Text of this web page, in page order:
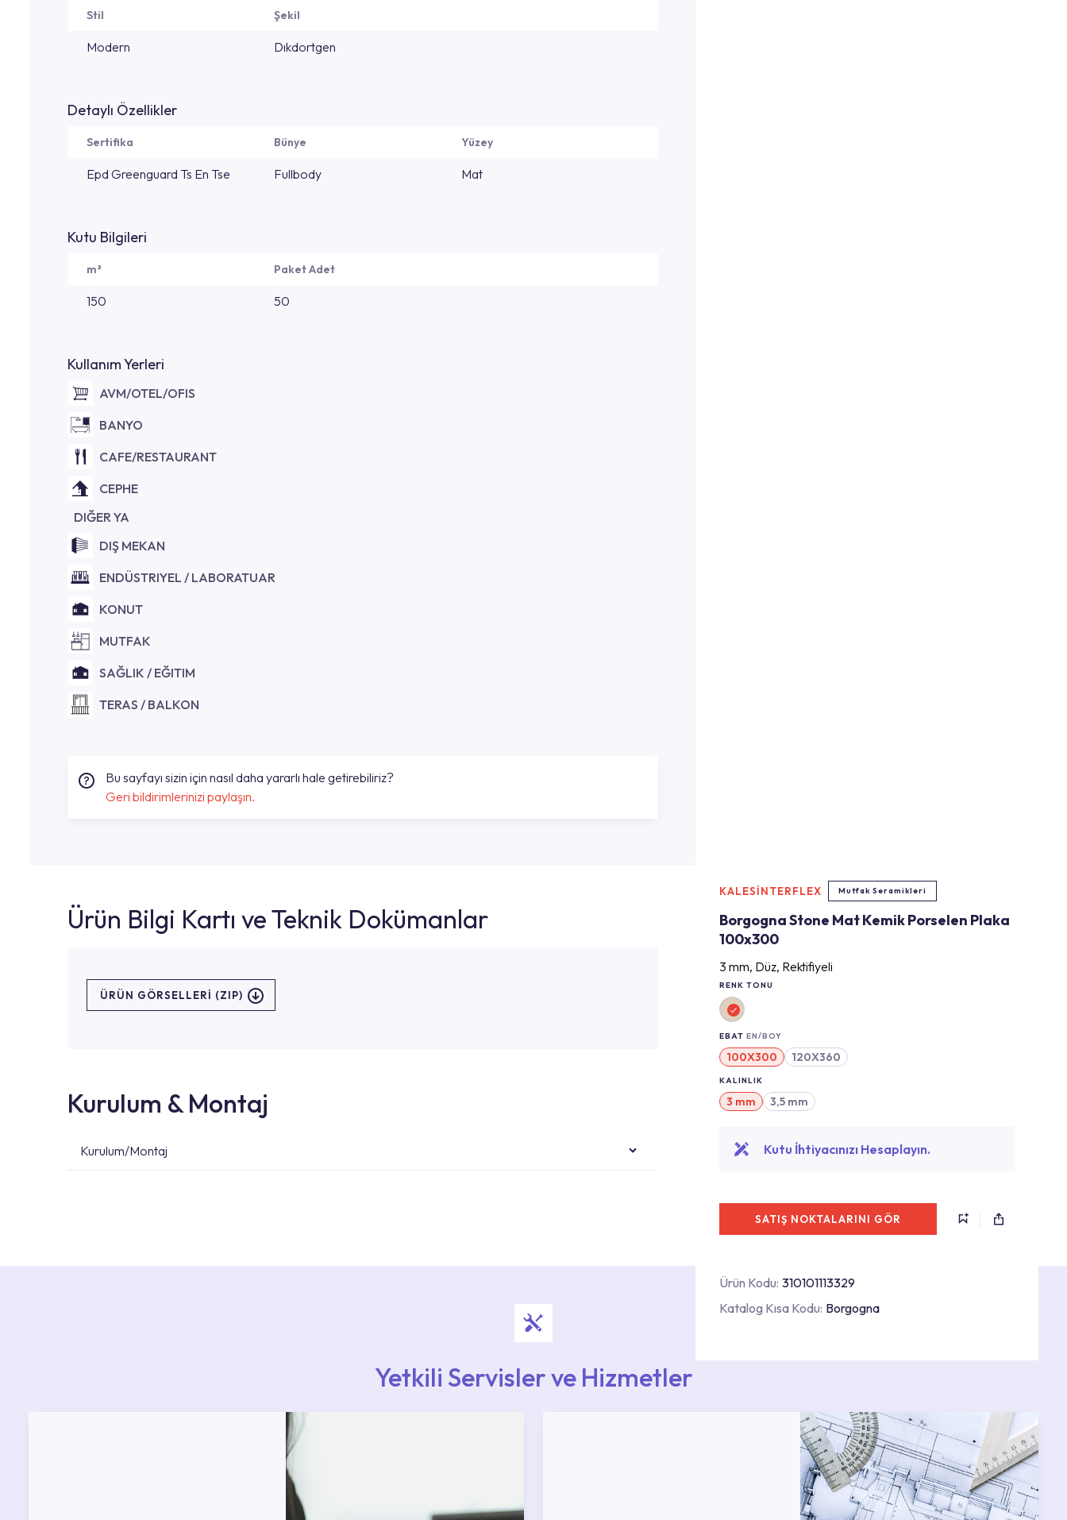
KALESİNTERFLEX Mutfak Seramikleri
Borgogna Stone Mat Kemik Porselen Plaka
100x300
3 mm, Düz, Rektifiyeli
RENK TONU
EBAT EN/BOY
100X300 120X360
KALINLIK
3 mm 3,5 mm
Kutu İhtiyacınızı Hesaplayın.
SATIŞ NOKTALARINI GÖR
Ürün Kodu: 310101113329
Katalog Kısa Kodu: Borgogna
Stil Şekil
Modern Dıkdortgen
Detaylı Özellikler
Sertifika Bünye Yüzey
Epd Greenguard Ts En Tse Fullbody Mat
Kutu Bilgileri
m² Paket Adet
150 50
Kullanım Yerleri
AVM/OTEL/OFIS
BANYO
CAFE/RESTAURANT
CEPHE
DIĞER YA
DIŞ MEKAN
ENDÜSTRIYEL / LABORATUAR
KONUT
MUTFAK
SAĞLIK / EĞITIM
TERAS / BALKON
Bu sayfayı sizin için nasıl daha yararlı hale getirebiliriz?
Geri bildirimlerinizi paylaşın.
Ürün Bilgi Kartı ve Teknik Dokümanlar
ÜRÜN GÖRSELLERI (ZIP)
Kurulum & Montaj
Kurulum/Montaj
Yetkili Servisler ve Hizmetler